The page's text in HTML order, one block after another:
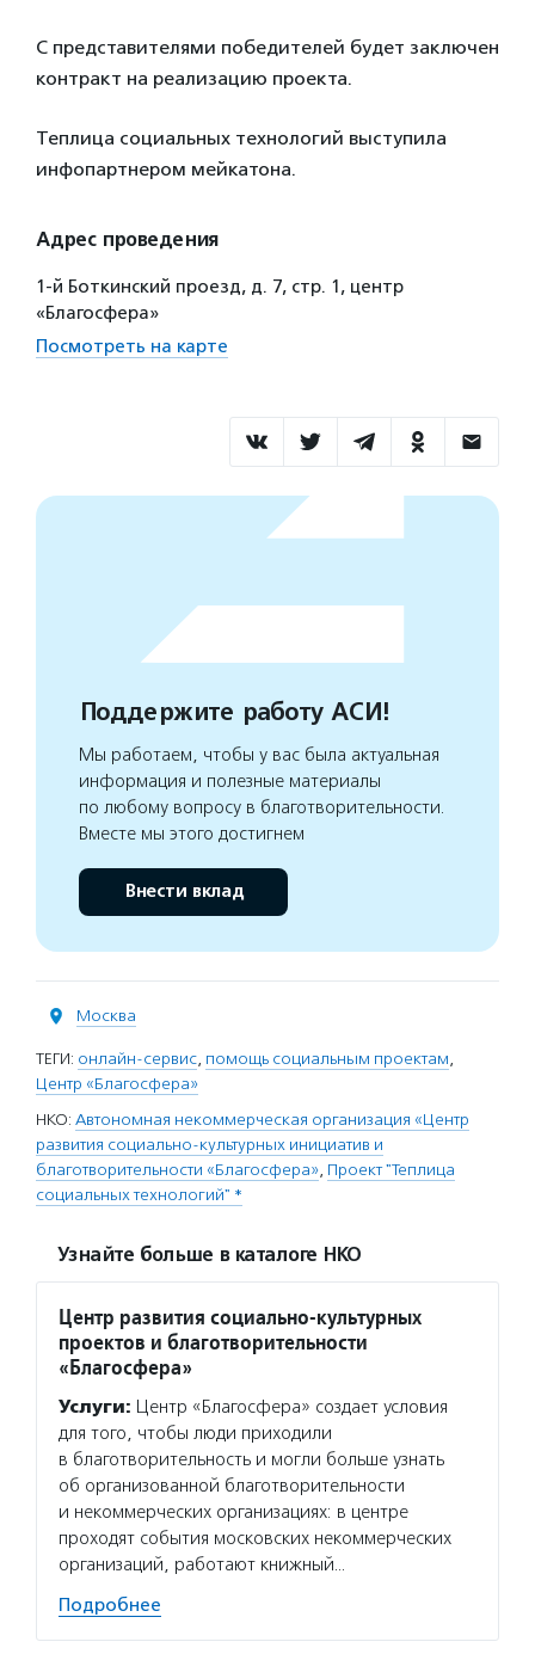
С представителями победителей будет заключен
контракт на реализацию проекта.
Теплица социальных технологий выступила
инфопартнером мейкатона.
Адрес проведения
1-й Боткинский проезд, д. 7, стр. 1, центр
«Благосфера»
Посмотреть на карте
Поддержите работу АСИ!
Мы работаем, чтобы у вас была актуальная
информация и полезные материалы
по любому вопросу в благотворительности.
Вместе мы этого достигнем
Внести вклад
Москва
ТЕГИ: онлайн-сервис, помощь социальным проектам,
Центр «Благосфера»
НКО: Автономная некоммерческая организация «Центр
развития социально-культурных инициатив и
благотворительности «Благосфера», Проект "Теплица
социальных технологий" *
Узнайте больше в каталоге НКО
Центр развития социально-культурных
проектов и благотворительности
«Благосфера»
Услуги: Центр «Благосфера» создает условия
для того, чтобы люди приходили
в благотворительность и могли больше узнать
об организованной благотворительности
и некоммерческих организациях: в центре
проходят события московских некоммерческих
организаций, работают книжный…
Подробнее